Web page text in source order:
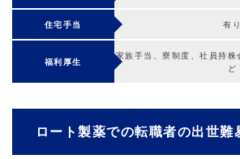
住宅手当 有り
福利厚生
家族手当、寮制度、社員持
ど
ロート製薬での転職者の出世難